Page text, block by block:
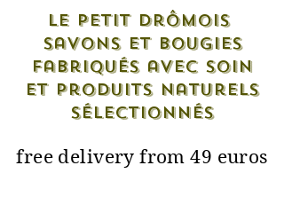
Le petit drômois
savons et bougies
fabriqués avec soin
et produits naturels
sélectionnés
free delivery from 49 euros